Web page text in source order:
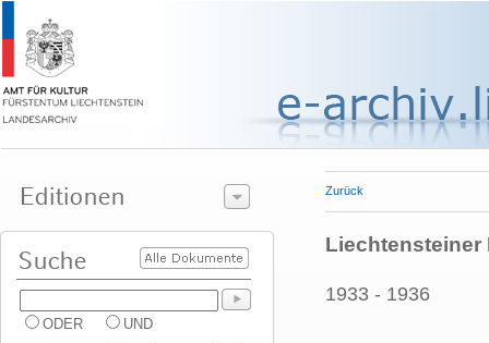
ODER UND
Zurück
Liechtensteiner
1933 - 1936